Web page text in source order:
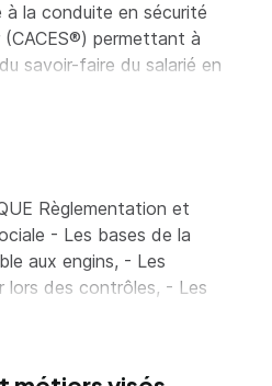
la conduite en sécurité
permettant à
savoir-faire du salarié en
de conduite
Règlementation et
- Les bases de la
aux engins, - Les
lors des contrôles, - Les
- Les rôles et